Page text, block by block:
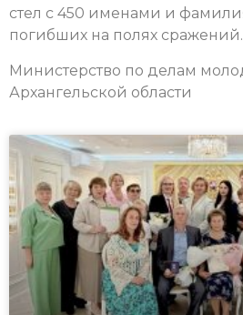
стел с 450 именами и
погибших на полях сражений.
Министерство по делам
Архангельской области